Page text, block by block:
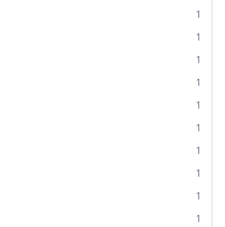
1
1
1
1
1
1
1
1
1
1